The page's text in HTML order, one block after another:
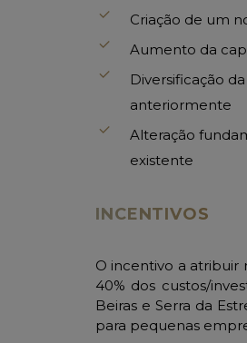
Criação de um
Aumento da
Diversificação
anteriormente
Alteração
existente
INCENTIVOS
O incentivo a atribuir
40% dos custos/
Beiras e Serra da
para pequenas